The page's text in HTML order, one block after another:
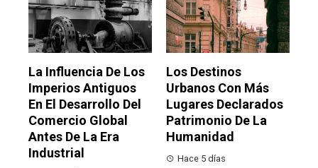
La Influencia De Los
Imperios Antiguos
En El Desarrollo Del
Comercio Global
Antes De La Era
Industrial
Los Destinos
Urbanos Con Más
Lugares Declarados
Patrimonio De La
Humanidad
Hace 5 días